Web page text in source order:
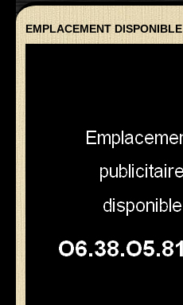
EMPLACEMENT DISPONIBLE